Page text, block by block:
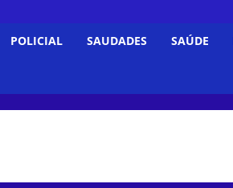
POLICIAL SAUDADES SAÚDE